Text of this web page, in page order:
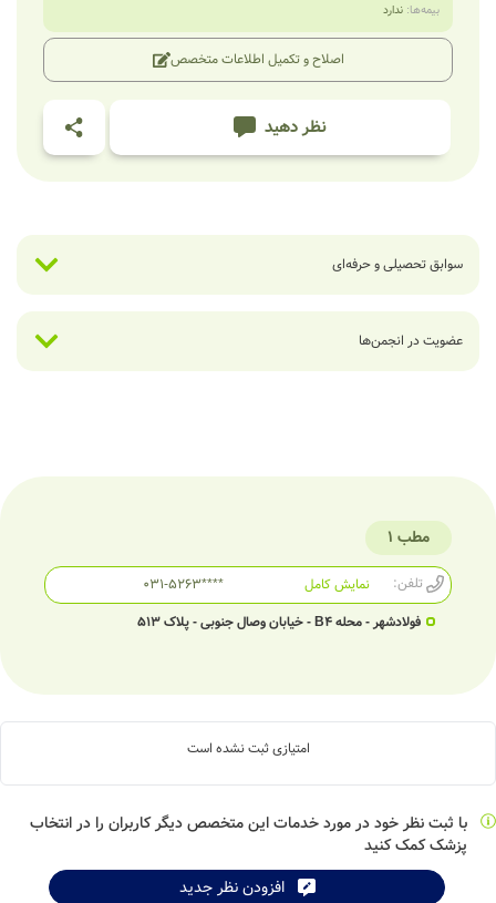
بیمه‌ها: ندارد
اصلاح و تکمیل اطلاعات متخصص
نظر دهید
سوابق تحصیلی و حرفه‌ای
عضویت در انجمن‌ها
مطب 1
تلفن: 031-5263****
نمایش کامل
فولادشهر - محله B4 - خیابان وصال جنوبی - پلاک 513
امتیازی ثبت نشده است
با ثبت نظر خود در مورد خدمات این متخصص دیگر کاربران را در انتخاب
پزشک کمک کنید
افزودن نظر جدید